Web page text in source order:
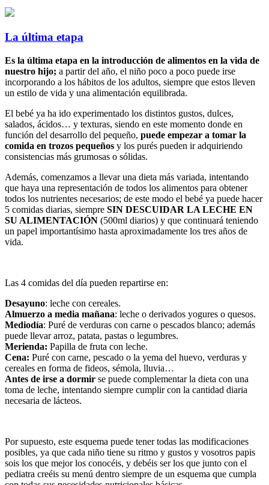
La última etapa
Es la última etapa en la introducción de alimentos en la vida de
nuestro hijo; a partir del año, el niño poco a poco puede irse
incorporando a los hábitos de los adultos, siempre que estos lleven
un estilo de vida y una alimentación equilibrada.
El bebé ya ha ido experimentado los distintos gustos, dulces,
salados, ácidos… y texturas, siendo en este momento donde en
función del desarrollo del pequeño, puede empezar a tomar la
comida en trozos pequeños y los purés pueden ir adquiriendo
consistencias más grumosas o sólidas.
Además, comenzamos a llevar una dieta más variada, intentando
que haya una representación de todos los alimentos para obtener
todos los nutrientes necesarios; de este modo el bebé ya puede hacer
5 comidas diarias, siempre SIN DESCUIDAR LA LECHE EN
SU ALIMENTACIÓN (500ml diarios) y que continuará teniendo
un papel importantísimo hasta aproximadamente los tres años de
vida.
Las 4 comidas del día pueden repartirse en:
Desayuno: leche con cereales.
Almuerzo a media mañana: leche o derivados yogures o quesos.
Mediodía: Puré de verduras con carne o pescados blanco; además
puede llevar arroz, patata, pastas o legumbres.
Merienda: Papilla de fruta con leche.
Cena: Puré con carne, pescado o la yema del huevo, verduras y
cereales en forma de fideos, sémola, lluvia…
Antes de irse a dormir se puede complementar la dieta con una
toma de leche, intentando siempre cumplir con la cantidad diaria
necesaria de lácteos.
Por supuesto, este esquema puede tener todas las modificaciones
posibles, ya que cada niño tiene su ritmo y gustos y vosotros papis
sois los que mejor los conocéis, y debéis ser los que junto con el
pediatra creéis su menú dentro siempre de un esquema que cumpla